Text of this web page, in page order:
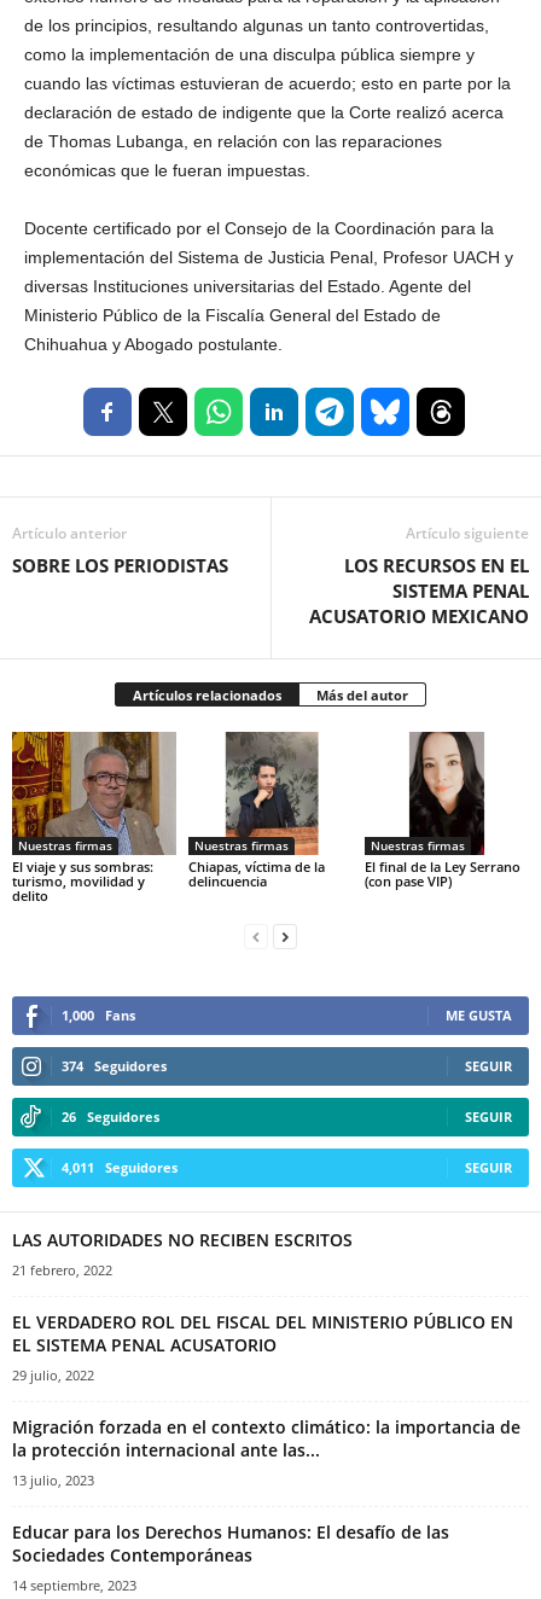
de los principios, resultando algunas un tanto controvertidas,
como la implementación de una disculpa pública siempre y
cuando las víctimas estuvieran de acuerdo; esto en parte por la
declaración de estado de indigente que la Corte realizó acerca
de Thomas Lubanga, en relación con las reparaciones
económicas que le fueran impuestas.
Docente certificado por el Consejo de la Coordinación para la
implementación del Sistema de Justicia Penal, Profesor UACH y
diversas Instituciones universitarias del Estado. Agente del
Ministerio Público de la Fiscalía General del Estado de
Chihuahua y Abogado postulante.
Artículo anterior
SOBRE LOS PERIODISTAS
Artículo siguiente
LOS RECURSOS EN EL
SISTEMA PENAL
ACUSATORIO MEXICANO
Artículos relacionados Más del autor
Nuestras firmas
El viaje y sus sombras:
turismo, movilidad y
delito
Nuestras firmas
Chiapas, víctima de la
delincuencia
Nuestras firmas
El final de la Ley Serrano
(con pase VIP)
1,000 Fans ME GUSTA
374 Seguidores SEGUIR
26 Seguidores SEGUIR
4,011 Seguidores SEGUIR
LAS AUTORIDADES NO RECIBEN ESCRITOS
21 febrero, 2022
EL VERDADERO ROL DEL FISCAL DEL MINISTERIO PÚBLICO EN
EL SISTEMA PENAL ACUSATORIO
29 julio, 2022
Migración forzada en el contexto climático: la importancia de
la protección internacional ante las...
13 julio, 2023
Educar para los Derechos Humanos: El desafío de las
Sociedades Contemporáneas
14 septiembre, 2023